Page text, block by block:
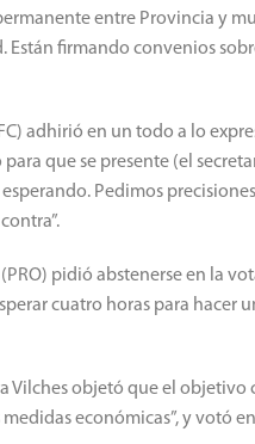
entre Provincia y
Están firmando convenios
adhirió en un todo a lo
que se presente (el
Pedimos
pidió abstenerse en la
cuatro horas para hacer
Vilches objetó que el objetivo
económicas”, y votó